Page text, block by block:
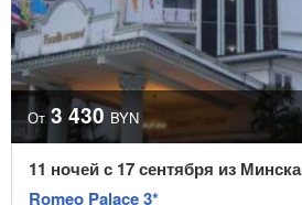
От 3 430 BYN
11 ночей с 17 сентября из Минска
Romeo Palace 3*